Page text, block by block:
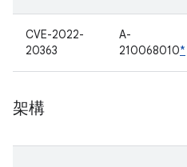
CVE-2022-
20363
A-
210068010*
架構